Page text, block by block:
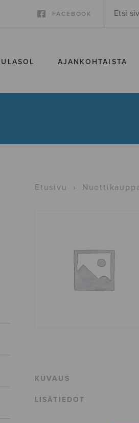
FACEBOOK
AJANKOHTAISTA
Etusivu ›
KUVAUS
LISÄTIEDOT